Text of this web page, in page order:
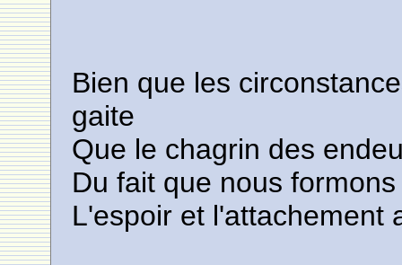
Bien que les
gaite
Que le chagrin des
Du fait que nous
L'espoir et l'attachement